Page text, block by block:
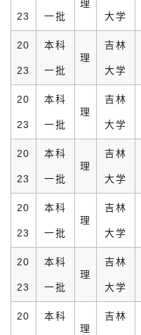
23 一批
理
大学
20
23
本科
一批
理
吉林
大学
20
23
本科
一批
理
吉林
大学
20
23
本科
一批
理
吉林
大学
20
23
本科
一批
理
吉林
大学
20
23
本科
一批
理
吉林
大学
20 本科
理
吉林